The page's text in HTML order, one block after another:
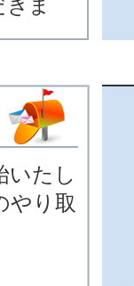
いたし
やり取